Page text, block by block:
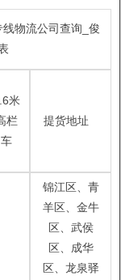
物流公司查询_俊
米
栏
车
提货地址
锦江区、青
羊区、金牛
区、武侯
区、成华
区、龙泉驿